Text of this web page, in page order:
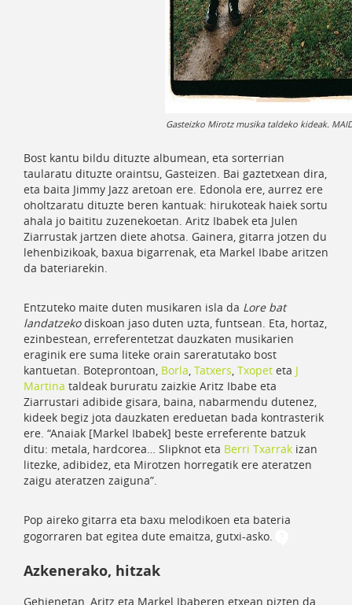
Gasteizko Mirotz musika taldeko kideak.
Bost kantu bildu dituzte albumean, eta sorterrian
taularatu dituzte oraintsu, Gasteizen. Bai gaztetxean dira,
eta baita Jimmy Jazz aretoan ere. Edonola ere, aurrez ere
oholtzaratu dituzte beren kantuak: hirukoteak haiek sortu
ahala jo baititu zuzenekoetan. Aritz Ibabek eta Julen
Ziarrustak jartzen diete ahotsa. Gainera, gitarra jotzen du
lehenbizikoak, baxua bigarrenak, eta Markel Ibabe aritzen
da bateriarekin.
Entzuteko maite duten musikaren isla da Lore bat
landatzekodiskoan jaso duten uzta, funtsean. Eta, hortaz,
ezinbestean, erreferentetzat dauzkaten musikarien
eraginik ere suma liteke orain sareratutako bost
kantuetan. Boteprontoan, Borla, Tatxers, Txopet eta J
Martina taldeak bururatu zaizkie Aritz Ibabe eta
Ziarrustari adibide gisara, baina, nabarmendu dutenez,
kideek begiz jota dauzkaten ereduetan bada kontrasterik
ere. “Anaiak [Markel Ibabek] beste erreferente batzuk
ditu: metala, hardcorea… Slipknot eta Berri Txarrak izan
litezke, adibidez, eta Mirotzen horregatik ere ateratzen
zaigu ateratzen zaiguna”.
Pop aireko gitarra eta baxu melodikoen eta bateria
gogorraren bat egitea dute emaitza, gutxi-asko.
Azkenerako, hitzak
Gehienetan, Aritz eta Markel Ibaberen etxean pizten da